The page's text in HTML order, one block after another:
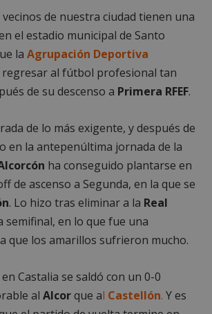
vecinos de nuestra ciudad tienen una
el estadio municipal de Santo
la Agrupación Deportiva
regresar al fútbol profesional tan
de su descenso a Primera RFEF.
de lo más exigente, y después de
en la antepenúltima jornada de la
ha conseguido plantarse en
de ascenso a Segunda, en la que se
. Lo hizo tras eliminar a la Real
semifinal, en lo que fue una
que los amarillos sufrieron mucho.
Castalia se saldó con un 0-0
al Alcorque al Castellón. Y es